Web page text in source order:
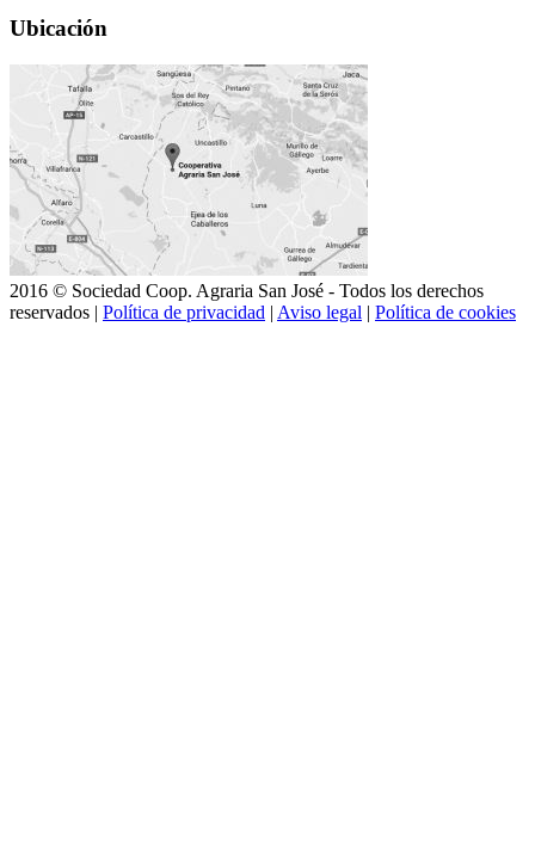
Ubicación
2016 © Sociedad Coop. Agraria San José - Todos los derechos
reservados | Política de privacidad | Aviso legal | Política de cookies